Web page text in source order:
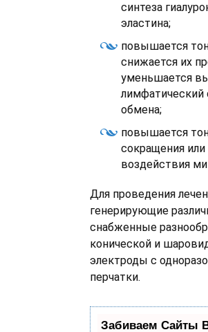
синтеза
эластина;
повышается
снижается их
уменьшается
лимфатический
обмена;
повышается
сокращения
воздействия
Для проведения
генерирующие
снабженные
конической и
электроды с
перчатки.
Забиваем Сайты